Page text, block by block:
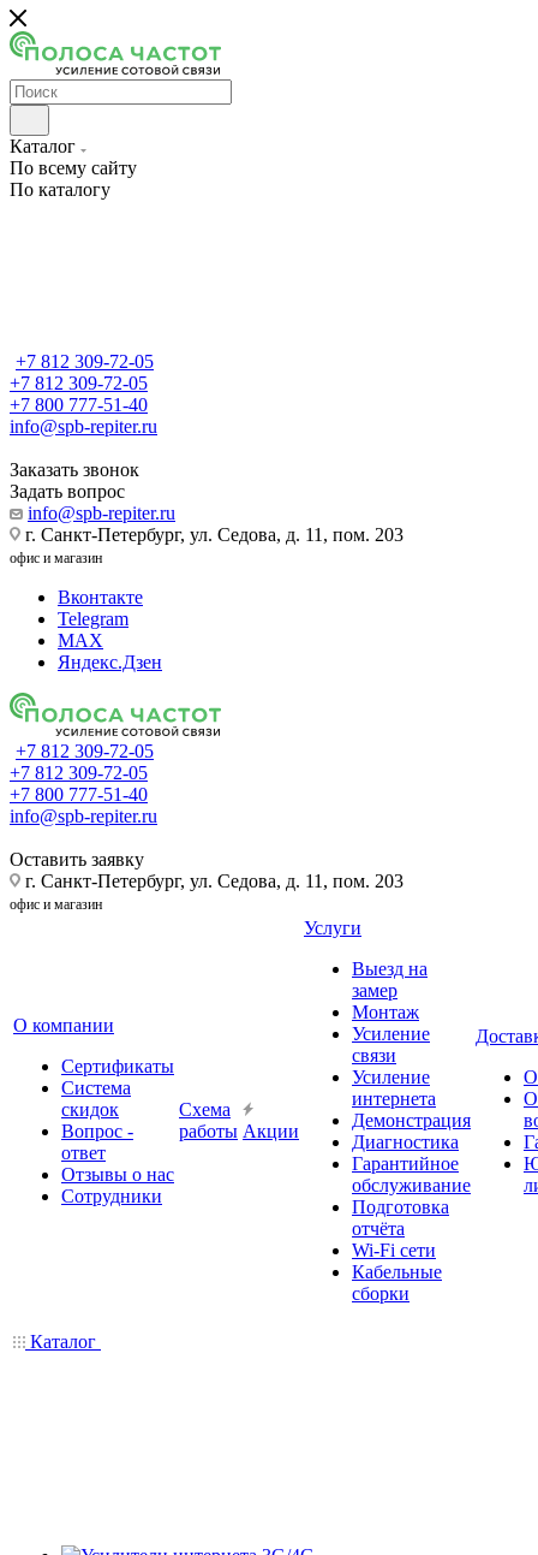
Каталог
По всему сайту
По каталогу
+7 812 309-72-05
+7 812 309-72-05
+7 800 777-51-40
info@spb-repiter.ru
Заказать звонок
Задать вопрос
info@spb-repiter.ru
г. Санкт-Петербург, ул. Седова, д. 11, пом. 203
офис и магазин
Вконтакте
Telegram
MAX
Яндекс.Дзен
+7 812 309-72-05
+7 812 309-72-05
+7 800 777-51-40
info@spb-repiter.ru
Оставить заявку
г. Санкт-Петербург, ул. Седова, д. 11, пом. 203
офис и магазин
О компании
Сертификаты
Система
скидок
Вопрос -
ответ
Отзывы о нас
Сотрудники
Схема
работы Акции
Услуги
Выезд на
замер
Монтаж
Усиление
связи
Усиление
интернета
Демонстрация
Диагностика
Гарантийное
обслуживание
Подготовка
отчёта
Wi-Fi сети
Кабельные
сборки
Каталог